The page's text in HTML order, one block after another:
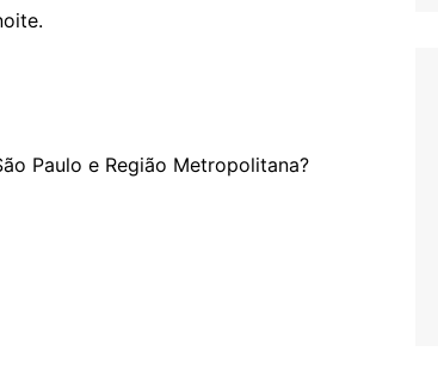
Paulo e Região Metropolitana?